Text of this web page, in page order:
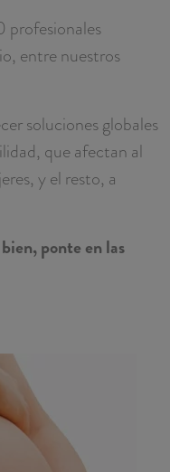
profesionales
entre nuestros
soluciones globales
que afectan al
y el resto, a
ponte en las